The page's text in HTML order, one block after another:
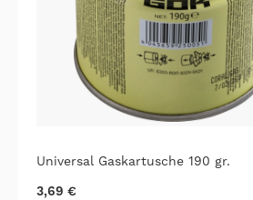
Universal Gaskartusche 190 gr.
3,69 €